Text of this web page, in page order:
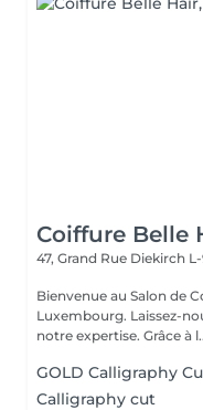
Coiffure Belle
47, Grand Rue Diekirch
Bienvenue au Salon de
Luxembourg. Laissez-nous vous inspirer avec nos conseils et
notre expertise. Grâce à
GOLD Calligraphy
Calligraphy cut